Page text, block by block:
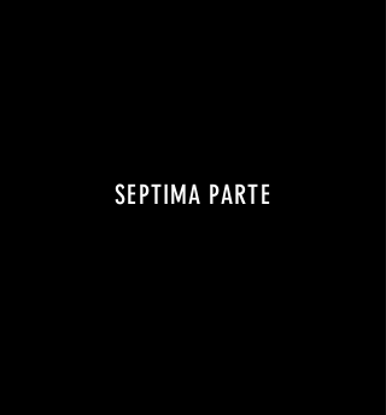
SEPTIMA PARTE